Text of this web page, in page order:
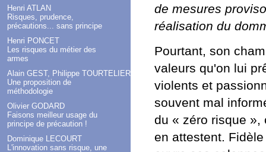
Henri ATLAN
Risques, prudence,
précautions... sans principe
Henri PONCET
Les risques du métier des
armes
Alain GEST, Philippe TOURTELIER
Une proposition de
méthodologie
Olivier GODARD
Faisons meilleur usage du
principe de précaution !
Dominique LECOURT
L'innovation sans risque, une
de mesures
réalisation du
Pourtant, son
valeurs qu'on lui
violents et
souvent mal
du « zéro risque »,
en attestent.